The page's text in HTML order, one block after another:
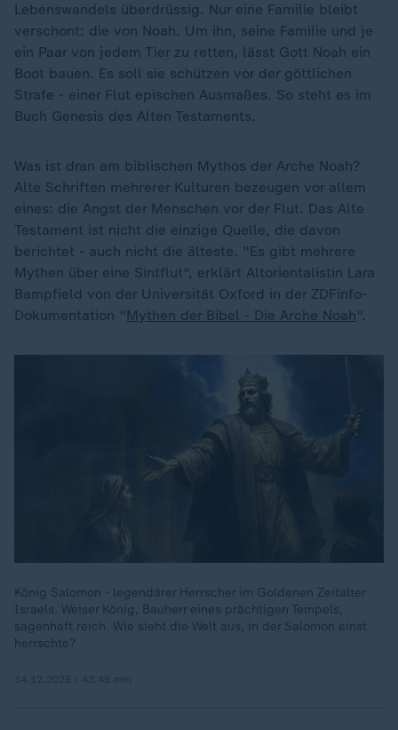
Lebenswandels überdrüssig. Nur eine Familie bleibt
verschont: die von Noah. Um ihn, seine Familie und je
ein Paar von jedem Tier zu retten, lässt Gott Noah ein
Boot bauen. Es soll sie schützen vor der göttlichen
Strafe - einer Flut epischen Ausmaßes. So steht es im
Buch Genesis des Alten Testaments.
Was ist dran am biblischen Mythos der Arche Noah?
Alte Schriften mehrerer Kulturen bezeugen vor allem
eines: die Angst der Menschen vor der Flut. Das Alte
Testament ist nicht die einzige Quelle, die davon
berichtet - auch nicht die älteste. "Es gibt mehrere
Mythen über eine Sintflut", erklärt Altorientalistin Lara
Bampfield von der Universität Oxford in der ZDFinfo-
Dokumentation " Mythen der Bibel - Die Arche Noah".
König Salomon - legendärer Herrscher im Goldenen Zeitalter
Israels. Weiser König, Bauherr eines prächtigen Tempels,
sagenhaft reich. Wie sieht die Welt aus, in der Salomon einst
herrschte?